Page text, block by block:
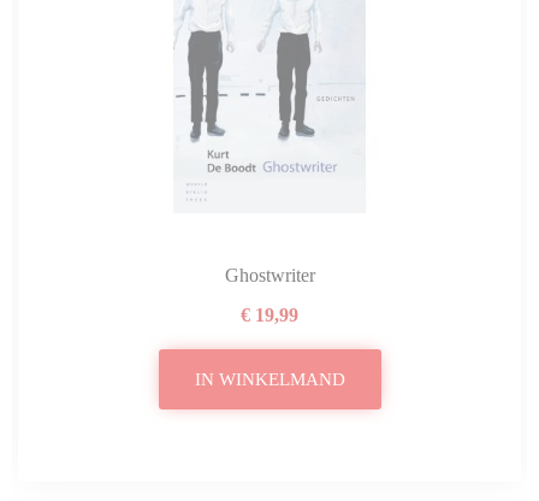
Ghostwriter
€ 19,99
IN WINKELMAND